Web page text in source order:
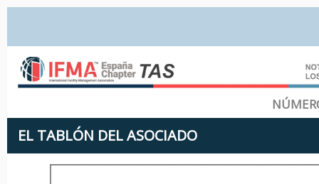
EL TABLÓN DEL ASOCIADO